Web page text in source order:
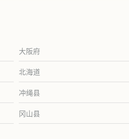
大阪府
北海道
冲绳县
冈山县